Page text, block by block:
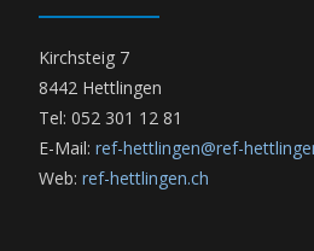
Kirchsteig 7
8442 Hettlingen
Tel: 052 301 12 81
E-Mail: ref-hettlingen@ref-
Web: ref-hettlingen.ch